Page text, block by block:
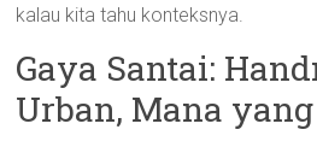
kalau kita tahu konteksnya.
Gaya Santai:
Urban, Mana yang